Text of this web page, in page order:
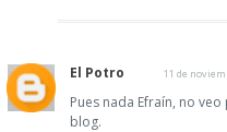
El Potro 11 de
Pues nada Efraín, no
blog.